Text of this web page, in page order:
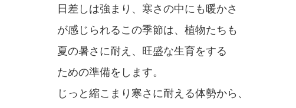
日差しは強まり、寒さの中にも暖かさ
が感じられるこの季節は、植物たちも
夏の暑さに耐え、旺盛な生育をする
ための準備をします。
じっと縮こまり寒さに耐える体勢から、